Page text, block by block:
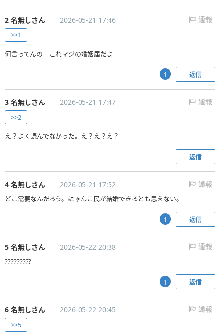
2 名無しさん 2026-05-21 17:46 通報
>>1
何言ってんの これマジの婚姻届だよ
返信
1
3 名無しさん 2026-05-21 17:47 通報
>>2
え？よく読んでなかった。え？え？え？
返信
4 名無しさん 2026-05-21 17:52 通報
どこ需要なんだろう。にゃんこ民が結婚できるとも思えない。
返信
1
5 名無しさん 2026-05-22 20:38 通報
?????????
返信
1
6 名無しさん 2026-05-22 20:45 通報
>>5